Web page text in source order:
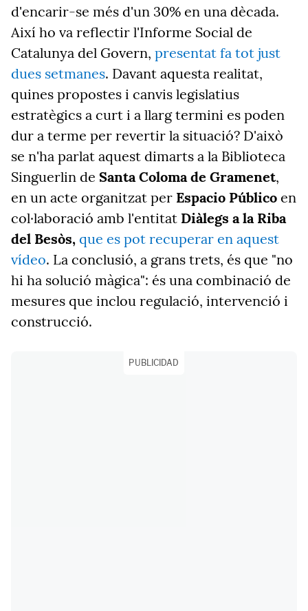
d'encarir-se més d'un 30% en una dècada.
Així ho va reflectir l'Informe Social de
Catalunya del Govern, presentat fa tot just
dues setmanes. Davant aquesta realitat,
quines propostes i canvis legislatius
estratègics a curt i a llarg termini es poden
dur a terme per revertir la situació? D'això
se n'ha parlat aquest dimarts a la Biblioteca
Singuerlin de Santa Coloma de Gramenet,
en un acte organitzat per Espacio Público en
col·laboració amb l'entitat Diàlegs a la Riba
del Besòs, que es pot recuperar en aquest
vídeo. La conclusió, a grans trets, és que "no
hi ha solució màgica": és una combinació de
mesures que inclou regulació, intervenció i
construcció.
PUBLICIDAD